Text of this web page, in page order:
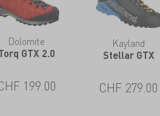
Dolomite
GTX 2.0
199.00
Kayland
Stellar GTX
CHF 279.00